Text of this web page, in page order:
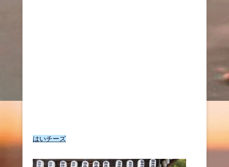
はいチーズ